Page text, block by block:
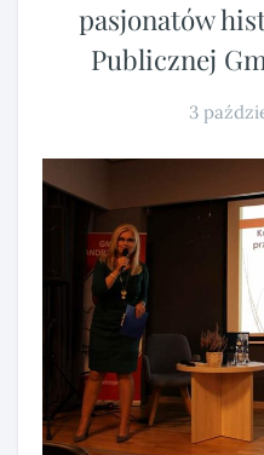
pasjonatów
Publicznej
3